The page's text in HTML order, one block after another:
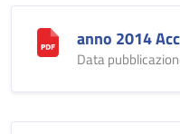
anno 2014
Data